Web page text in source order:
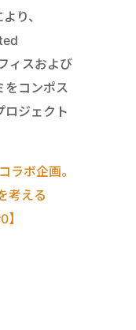
り、
ィスおよび
をコンポス
ロジェクト
ラボ企画。
考える